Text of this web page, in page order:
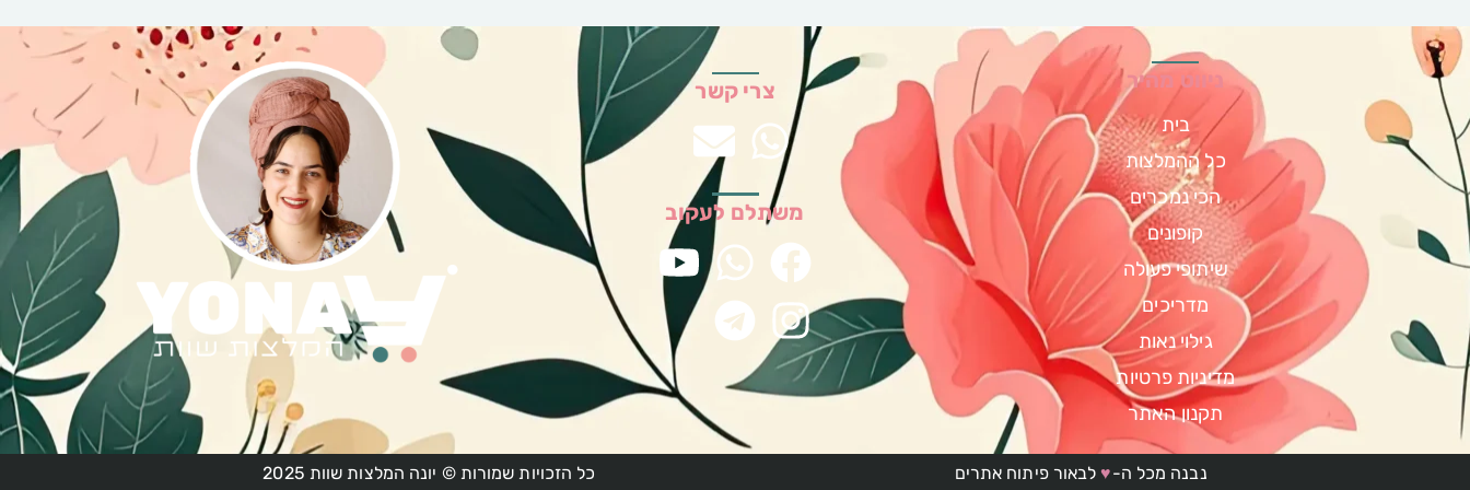
ניווט מהיר
בית
כל ההמלצות
הכי נמכרים
קופונים
שיתופי פעולה
מדריכים
גילוי נאות
מדיניות פרטיות
תקנון האתר
צרי קשר
משתלם לעקוב
נבנה מכל ה-♥ לבאור פיתוח אתרים כל הזכויות שמורות © יונה המלצות שוות 2025